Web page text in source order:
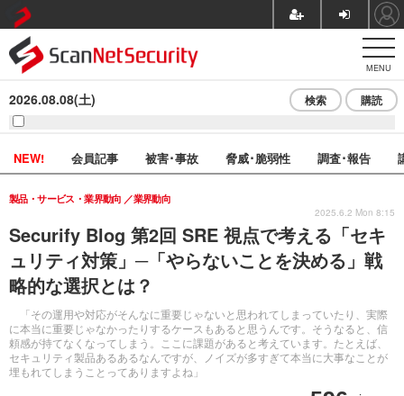
MENU
2026.08.08(土) 検索 購読
NEW! 会員記事 被害･事故 脅威･脆弱性 調査･報告
Securify Blog 第2回 SRE 視点で考える「セキ
ュリティ対策」─「やらないことを決める」戦
略的な選択とは？
「その運用や対応がそんなに重要じゃないと思われてしまっていたり、実際
に本当に重要じゃなかったりするケースもあると思うんです。そうなると、信
頼感が持てなくなってしまう。ここに課題があると考えています。たとえば、
セキュリティ製品あるあるなんですが、ノイズが多すぎて本当に大事なことが
埋もれてしまうことってありますよね」
製品・サービス・業界動向 業界動向
2025.6.2 Mon 8:15